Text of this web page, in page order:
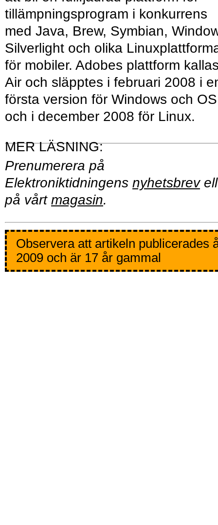
tillämpningsprogram i konkurrens
med Java, Brew, Symbian,
Silverlight och olika
för mobiler. Adobes plattform
Air och släpptes i februari 2008 i
första version för Windows och
och i december 2008 för Linux.
Prenumerera på
Elektroniktidningens nyhetsbrev
på vårt magasin.
Observera att artikeln publicerades
2009 och är 17 år gammal